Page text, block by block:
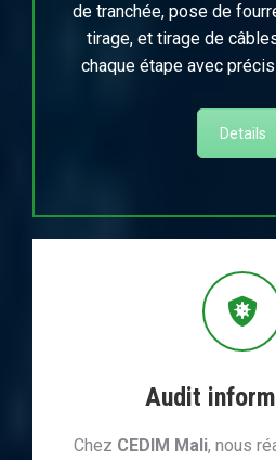
de tranchée, pose de
tirage, et tirage de
chaque étape avec
Details
Audit
Chez CEDIM Mali, nous